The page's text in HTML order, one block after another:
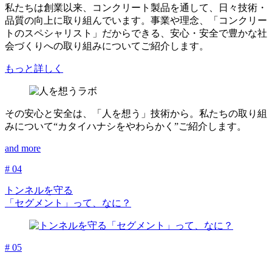
私たちは創業以来、コンクリート製品を通して、日々技術・
品質の向上に取り組んでいます。事業や理念、「コンクリー
トのスペシャリスト」だからできる、安心・安全で豊かな社
会づくりへの取り組みについてご紹介します。
もっと詳しく
その安心と安全は、「人を想う」技術から。私たちの取り組
みについて“カタイハナシをやわらかく”ご紹介します。
and more
# 04
トンネルを守る
「セグメント」って、なに？
# 05